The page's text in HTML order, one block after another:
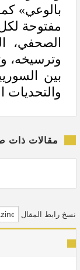
بالوعي»
مفتوحة لكل
الصحفي،
وترسيخه،
بين
والتحديات
مقالات ذات
نسخ رابط المقال